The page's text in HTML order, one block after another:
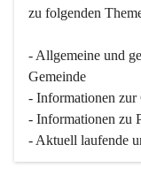
zu folgenden
- Allgemeine und
Gemeinde
- Informationen zur
- Informationen zu
- Aktuell laufende